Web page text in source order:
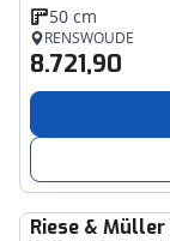
50 cm
RENSWOUDE
8.721,90
Riese & Müller